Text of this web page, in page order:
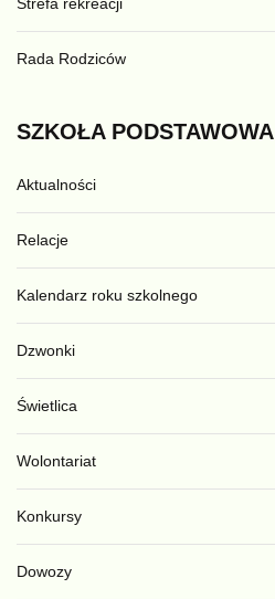
Rada Rodziców
SZKOŁA PODSTAWOWA
Aktualności
Relacje
Kalendarz roku szkolnego
Dzwonki
Świetlica
Wolontariat
Konkursy
Dowozy